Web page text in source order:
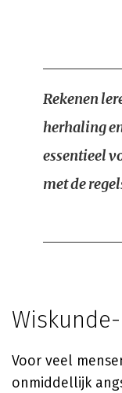
Rekenen
herhaling
essentieel
met de
Voor veel
onmiddellijk